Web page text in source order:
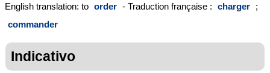
English translation: to order - Traduction française : charger ;
commander
Indicativo